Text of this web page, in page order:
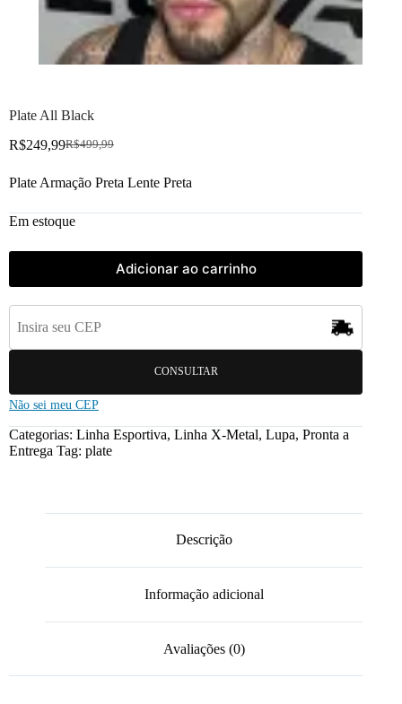
Plate All Black
R$499,99
R$249,99
Plate Armação Preta Lente Preta
Em estoque
Adicionar ao carrinho
CONSULTAR
Não sei meu CEP
Categorias: Linha Esportiva, Linha X-Metal, Lupa, Pronta a
Entrega Tag: plate
Descrição
Informação adicional
Avaliações (0)